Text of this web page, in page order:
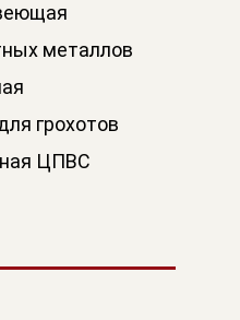
металлов
грохотов
ЦПВС